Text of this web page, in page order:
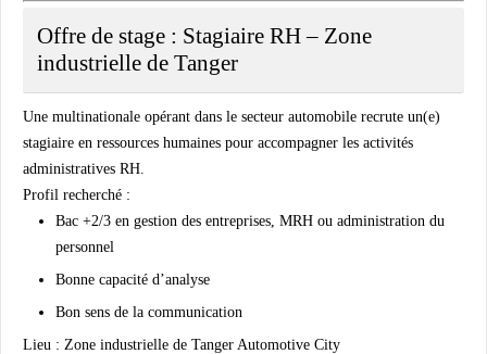
Offre de stage : Stagiaire RH – Zone
industrielle de Tanger
Une multinationale opérant dans le secteur automobile recrute un(e)
stagiaire en ressources humaines pour accompagner les activités
administratives RH.
Profil recherché :
Bac +2/3 en gestion des entreprises, MRH ou administration du
personnel
Bonne capacité d’analyse
Bon sens de la communication
Lieu : Zone industrielle de Tanger Automotive City